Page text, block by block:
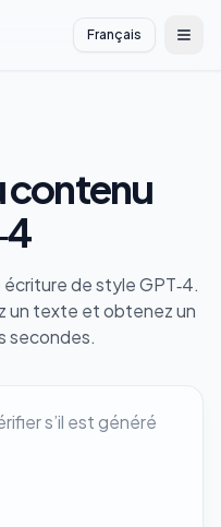
Français 切换
contenu
de style GPT‑4.
un texte et obtenez un
secondes.